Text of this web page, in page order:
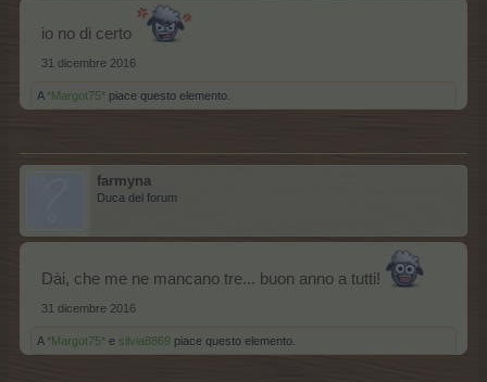
io no di certo
31 dicembre 2016
A *Margot75* piace questo elemento.
farmyna
Duca del forum
Dài, che me ne mancano tre... buon anno a tutti!
31 dicembre 2016
A *Margot75* e silvia8869 piace questo elemento.